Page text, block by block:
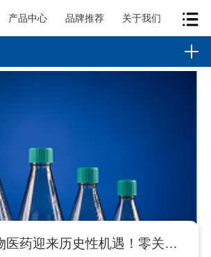
产品中心 品牌推荐 关于我们
海南封关,生物医药迎来历史性机遇！零关税15%税制如何重塑千亿赛道？